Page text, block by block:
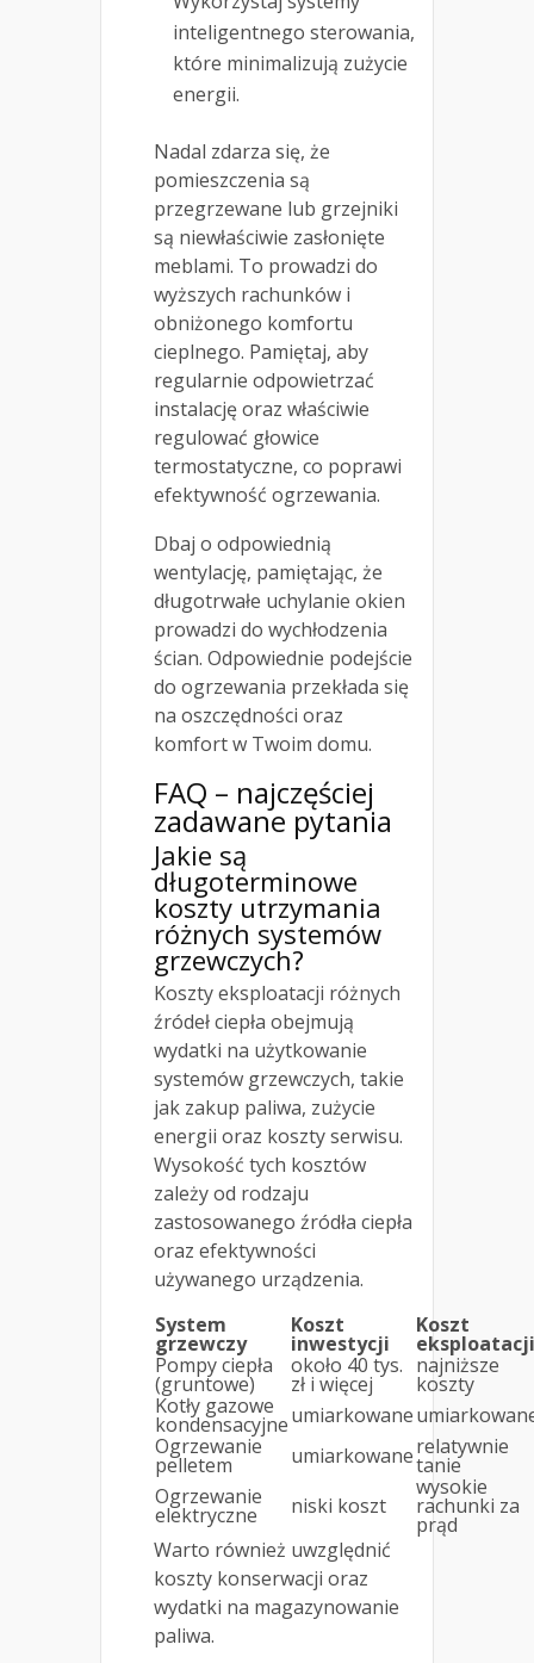
inteligentnego sterowania,
które minimalizują zużycie
energii.
Nadal zdarza się, że
pomieszczenia są
przegrzewane lub grzejniki
są niewłaściwie zasłonięte
meblami. To prowadzi do
wyższych rachunków i
obniżonego komfortu
cieplnego. Pamiętaj, aby
regularnie odpowietrzać
instalację oraz właściwie
regulować głowice
termostatyczne, co poprawi
efektywność ogrzewania.
Dbaj o odpowiednią
wentylację, pamiętając, że
długotrwałe uchylanie okien
prowadzi do wychłodzenia
ścian. Odpowiednie podejście
do ogrzewania przekłada się
na oszczędności oraz
komfort w Twoim domu.
FAQ – najczęściej
zadawane pytania
Jakie są
długoterminowe
koszty utrzymania
różnych systemów
grzewczych?
Koszty eksploatacji różnych
źródeł ciepła obejmują
wydatki na użytkowanie
systemów grzewczych, takie
jak zakup paliwa, zużycie
energii oraz koszty serwisu.
Wysokość tych kosztów
zależy od rodzaju
zastosowanego źródła ciepła
oraz efektywności
używanego urządzenia.
System
grzewczy
Koszt
inwestycji
Koszt
eksploatacji
Pompy ciepła
(gruntowe)
około 40 tys.
zł i więcej
najniższe
koszty
Kotły gazowe
kondensacyjneumiarkowane
Ogrzewanie
pelletem umiarkowanerelatywnie
tanie
Ogrzewanie
elektryczne niski koszt
wysokie
rachunki za
prąd
Warto również uwzględnić
koszty konserwacji oraz
wydatki na magazynowanie
paliwa.